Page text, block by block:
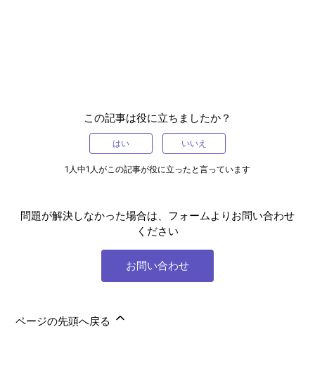
この記事は役に立ちましたか？
はい いいえ
1人中1人がこの記事が役に立ったと言っています
問題が解決しなかった場合は、フォームよりお問い合わせ
ください
お問い合わせ
ページの先頭へ戻る